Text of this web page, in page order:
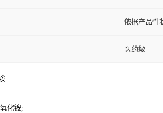
依据产品性
医药级
化铵;